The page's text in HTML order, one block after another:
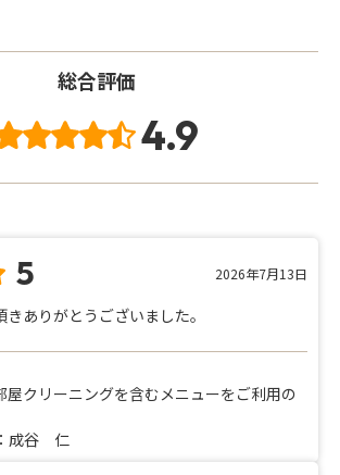
総合評価
4.9
5 2026年7月13日
ありがとうございました。
屋クリーニングを含むメニューをご利用の
成谷 仁